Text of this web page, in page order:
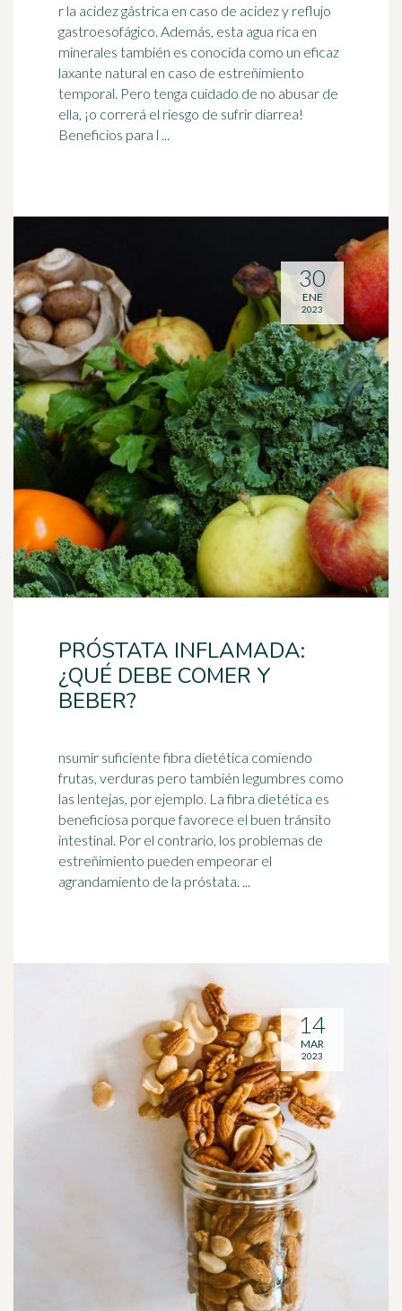
r la acidez gástrica en caso de acidez y reflujo
gastroesofágico. Además, esta agua rica en
minerales también es conocida como un eficaz
laxante natural en caso de estreñimiento
temporal. Pero tenga cuidado de no abusar de
ella, ¡o correrá el riesgo de sufrir diarrea!
Beneficios para l ...
PRÓSTATA INFLAMADA:
¿QUÉ DEBE COMER Y
BEBER?
nsumir suficiente fibra dietética comiendo
frutas, verduras pero también legumbres como
las lentejas, por ejemplo. La fibra dietética es
beneficiosa porque favorece el buen tránsito
intestinal. Por el contrario, los problemas de
estreñimiento pueden empeorar el
agrandamiento de la próstata. ...
30
ENE
2023
14
MAR
2023